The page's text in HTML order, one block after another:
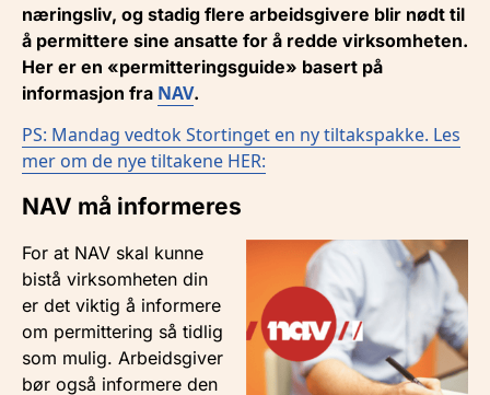
næringsliv, og stadig flere arbeidsgivere blir nødt til
å permittere sine ansatte for å redde virksomheten.
Her er en «permitteringsguide» basert på
informasjon fra NAV.
PS: Mandag vedtok Stortinget en ny tiltakspakke. Les
mer om de nye tiltakene HER:
NAV må informeres
For at NAV skal kunne
bistå virksomheten din
er det viktig å informere
om permittering så tidlig
som mulig. Arbeidsgiver
bør også informere den